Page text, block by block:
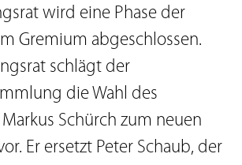
wird eine Phase der
Gremium abgeschlossen.
schlägt der
die Wahl des
Schürch zum neuen
Er ersetzt Peter Schaub, der